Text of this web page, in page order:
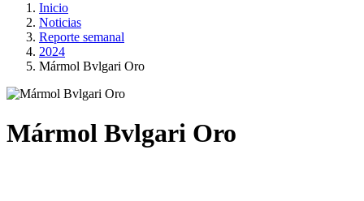
Inicio
Noticias
Reporte semanal
2024
Mármol Bvlgari Oro
Mármol Bvlgari Oro